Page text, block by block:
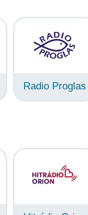
Radio Proglas